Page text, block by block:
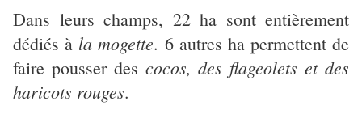
Dans leurs champs, 22 ha sont entièrement
dédiés à la mogette. 6 autres ha permettent de
faire pousser des cocos, des flageolets et des
haricots rouges.